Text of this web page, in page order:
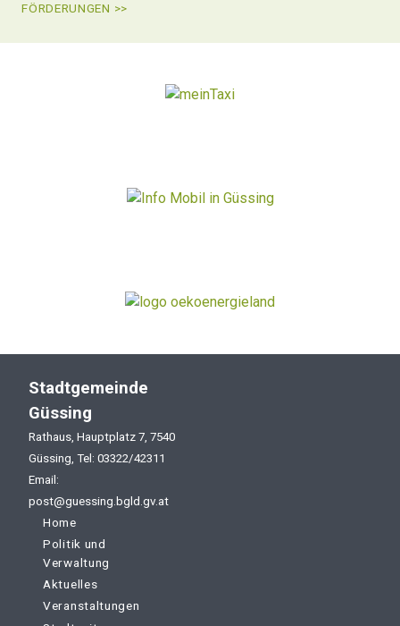
FÖRDERUNGEN >>
Stadtgemeinde
Güssing
Rathaus, Hauptplatz 7, 7540
Güssing, Tel: 03322/42311
Email:
post@guessing.bgld.gv.at
Home
Politik und
Verwaltung
Aktuelles
Veranstaltungen